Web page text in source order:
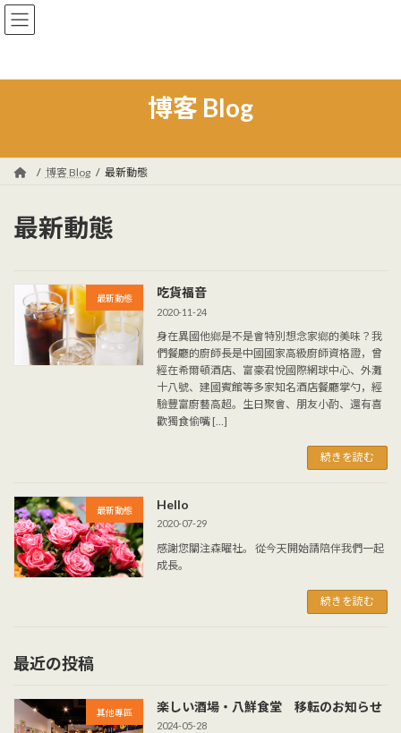
コ
ン
ツ
ナ
ビ
シ
博客 Blog
博客 Blog 最新動態
最新動態
最新動態 吃貨福音
2020-11-24
身在異國他鄉是不是會特別想念家鄉的美味？我
們餐廳的廚師長是中國國家高級廚師資格證，曾
經在希爾頓酒店、富豪君悅國際網球中心、外灘
十八號、建國賓館等多家知名酒店餐廳掌勺，經
驗豐富廚藝高超。生日聚會、朋友小酌、還有喜
歡獨食偷嘴 […]
続きを読む
最新動態 Hello
2020-07-29
感謝您關注森曜社。 從今天開始請陪伴我們一起
成長。
続きを読む
最近の投稿
其他專區 楽しい酒場・八鮮食堂 移転のお知らせ
2024-05-28